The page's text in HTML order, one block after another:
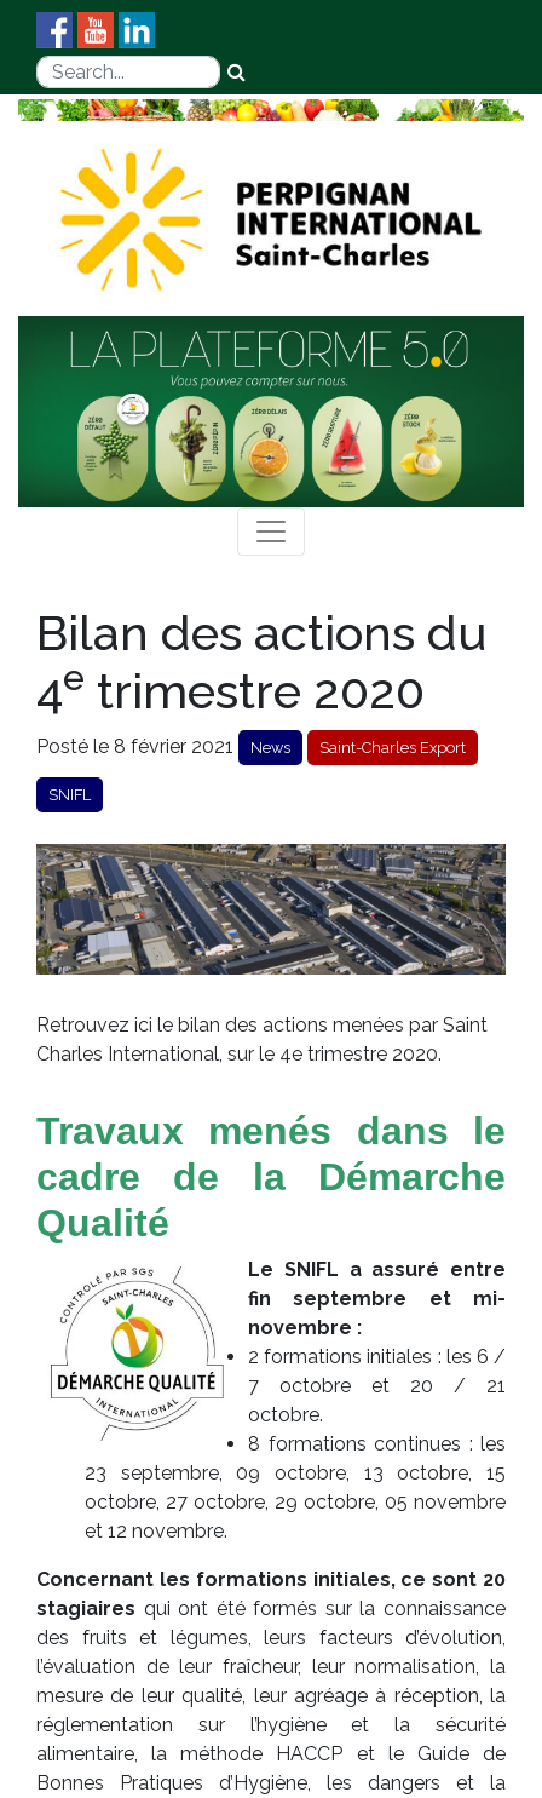
Bilan des actions du
4e trimestre 2020
Posté le 8 février 2021 News Saint-Charles Export
SNIFL
Retrouvez ici le bilan des actions menées par Saint
Charles International, sur le 4e trimestre 2020.
Travaux menés dans le
cadre de la Démarche
Qualité
Le SNIFL a assuré entre
fin septembre et mi-
novembre :
2 formations initiales : les 6 /
7 octobre et 20 / 21
octobre.
8 formations continues : les
23 septembre, 09 octobre, 13 octobre, 15
octobre, 27 octobre, 29 octobre, 05 novembre
et 12 novembre.
Concernant les formations initiales, ce sont 20
stagiaires qui ont été formés sur la connaissance
des fruits et légumes, leurs facteurs d’évolution,
l’évaluation de leur fraîcheur, leur normalisation, la
mesure de leur qualité, leur agréage à réception, la
réglementation sur l’hygiène et la sécurité
alimentaire, la méthode HACCP et le Guide de
Bonnes Pratiques d’Hygiène, les dangers et la